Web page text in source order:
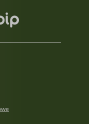
informacji